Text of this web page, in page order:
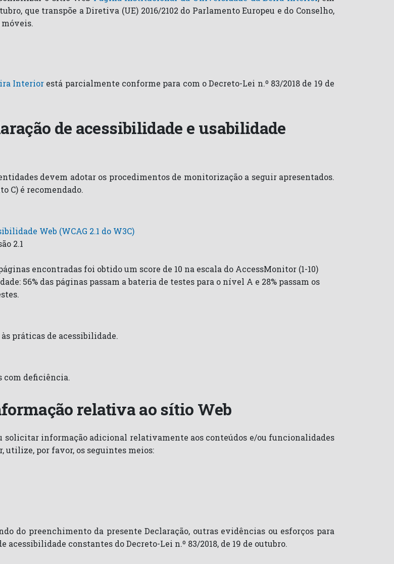
que transpõe a Diretiva (UE) 2016/2102 do Parlamento Europeu e do Conselho,
Interior está parcialmente conforme para com o Decreto-Lei n.º 83/2018 de 19 de
de acessibilidade e usabilidade
devem adotar os procedimentos de monitorização a seguir apresentados.
C) é recomendado.
Web (WCAG 2.1 do W3C)
2.1
encontradas foi obtido um score de 10 na escala do AccessMonitor (1-10)
56% das páginas passam a bateria de testes para o nível A e 28% passam os
práticas de acessibilidade.
com deficiência.
relativa ao sítio Web
solicitar informação adicional relativamente aos conteúdos e/ou funcionalidades
utilize, por favor, os seguintes meios:
do preenchimento da presente Declaração, outras evidências ou esforços para
constantes do Decreto-Lei n.º 83/2018, de 19 de outubro.